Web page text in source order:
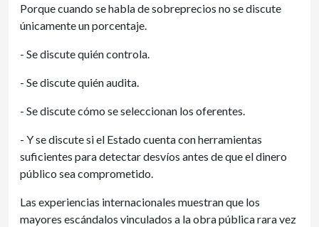
Porque cuando se habla de sobreprecios no se discute
únicamente un porcentaje.
- Se discute quién controla.
- Se discute quién audita.
- Se discute cómo se seleccionan los oferentes.
- Y se discute si el Estado cuenta con herramientas
suficientes para detectar desvíos antes de que el dinero
público sea comprometido.
Las experiencias internacionales muestran que los
mayores escándalos vinculados a la obra pública rara vez